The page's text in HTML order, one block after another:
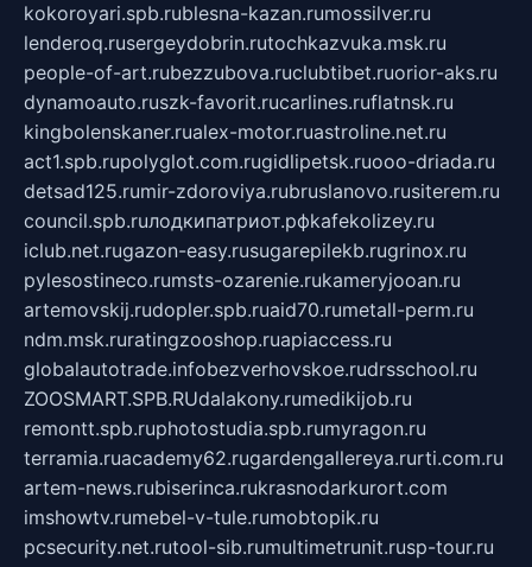
kokoroyari.spb.rublesna-kazan.rumossilver.ru
lenderoq.rusergeydobrin.rutochkazvuka.msk.ru
people-of-art.rubezzubova.ruclubtibet.ruorior-aks.ru
dynamoauto.ruszk-favorit.rucarlines.ruflatnsk.ru
kingbolenskaner.rualex-motor.ruastroline.net.ru
act1.spb.rupolyglot.com.rugidlipetsk.ruooo-driada.ru
detsad125.rumir-zdoroviya.rubruslanovo.rusiterem.ru
council.spb.ruлодкипатриот.рфkafekolizey.ru
iclub.net.rugazon-easy.rusugarepilekb.rugrinox.ru
pylesostineco.rumsts-ozarenie.rukameryjooan.ru
artemovskij.rudopler.spb.ruaid70.rumetall-perm.ru
ndm.msk.ruratingzooshop.ruapiaccess.ru
globalautotrade.infobezverhovskoe.rudrsschool.ru
ZOOSMART.SPB.RUdalakony.rumedikijob.ru
remontt.spb.ruphotostudia.spb.rumyragon.ru
terramia.ruacademy62.rugardengallereya.rurti.com.ru
artem-news.rubiserinca.rukrasnodarkurort.com
imshowtv.rumebel-v-tule.rumobtopik.ru
pcsecurity.net.rutool-sib.rumultimetrunit.rusp-tour.ru